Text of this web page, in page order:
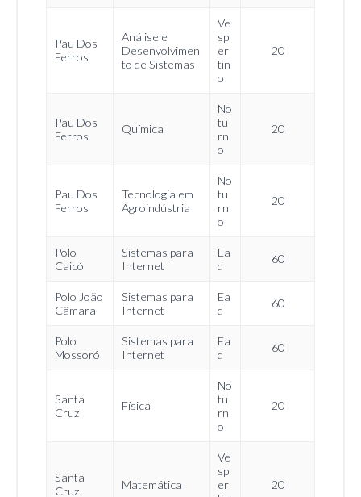
Pau Dos
Ferros
Análise e
Desenvolvimen
to de Sistemas
Ve
sp
er
tin
o
20
Pau Dos
Ferros
Química
No
tu
rn
o
20
Pau Dos
Ferros
Tecnologia em
Agroindústria
No
tu
rn
o
20
Polo
Caicó
Sistemas para
Internet
Ea
d
60
Polo João
Câmara
Sistemas para
Internet
Ea
d
60
Polo
Mossoró
Sistemas para
Internet
Ea
d
60
Santa
Cruz
Física
No
tu
rn
o
20
Santa
Cruz
Matemática
Ve
sp
er
20